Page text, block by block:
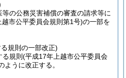
等の公務災害補償の審査の請求等に
市公平委員会規則第1号)の一部を
規則の一部改正)
規則 (平成17年上越市公平委員会
ように改正する。